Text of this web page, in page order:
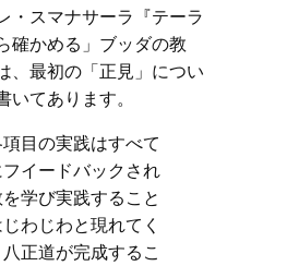
・スマナサーラ『テーラ
確かめる」ブッダの教
、最初の「正見」につい
いてあります。
目の実践はすべて
イードバックされ
学び実践すること
わじわと現れてく
正道が完成するこ